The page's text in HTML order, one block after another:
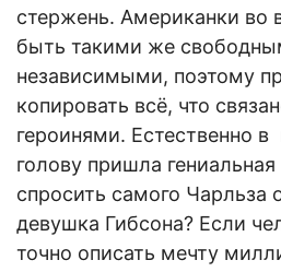
стержень. Американки во
быть такими же
независимыми, поэтому
копировать всё, что
героинями. Естественно
голову пришла
спросить самого Чарльза
девушка Гибсона? Если
точно описать мечту